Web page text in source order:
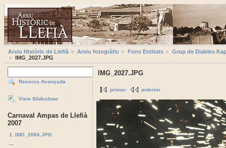
Arxiu Històric de Llefià Arxiu fotogràfic Fons Entitats
Grup de Diables
IMG_2027.JPG
Recerca Avançada
View Slideshow
Carnaval Ampas de Llefià
2007
1. IMG_2066.JPG
IMG_2027.JPG
primer anterior